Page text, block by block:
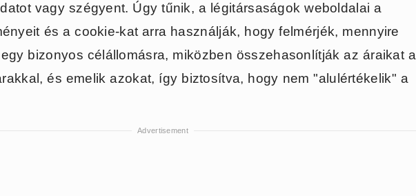
vagy szégyent. Úgy tűnik, a légitársaságok weboldalai a
és a cookie-kat arra használják, hogy felmérjék, mennyire
bizonyos célállomásra, miközben összehasonlítják az áraikat a
és emelik azokat, így biztosítva, hogy nem "alulértékelik" a